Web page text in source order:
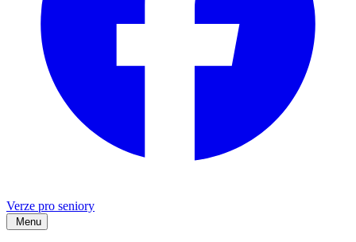
Verze pro seniory
Menu